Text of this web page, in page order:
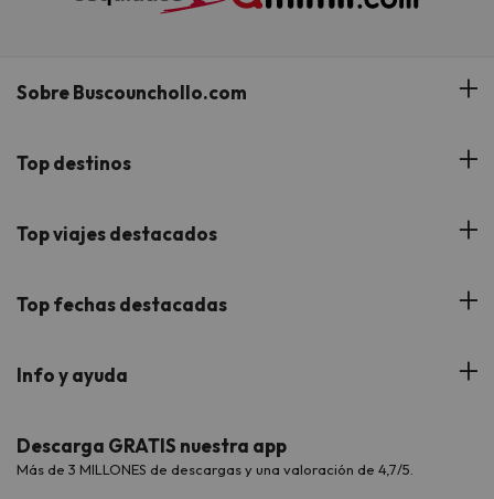
Sobre Buscounchollo.com
¿Quiénes somos?
Buscounchollo en los medios
Proveedores
Viajes para grupos
Top destinos
Hoteles Andalucía
Hoteles Cataluña
Hoteles Galicia
Top viajes destacados
Viajes con Niños
Viajes de Novios
Chollos con Todo Incluido
Top fechas destacadas
Verano
Vacaciones en Agosto
Info y ayuda
Contáctanos
Preguntas frecuentes
Descarga GRATIS nuestra app
Más de 3 MILLONES de descargas y una valoración de 4,7/5.